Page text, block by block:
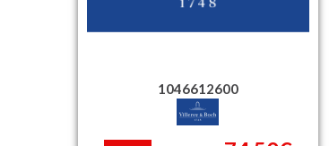
1046612600